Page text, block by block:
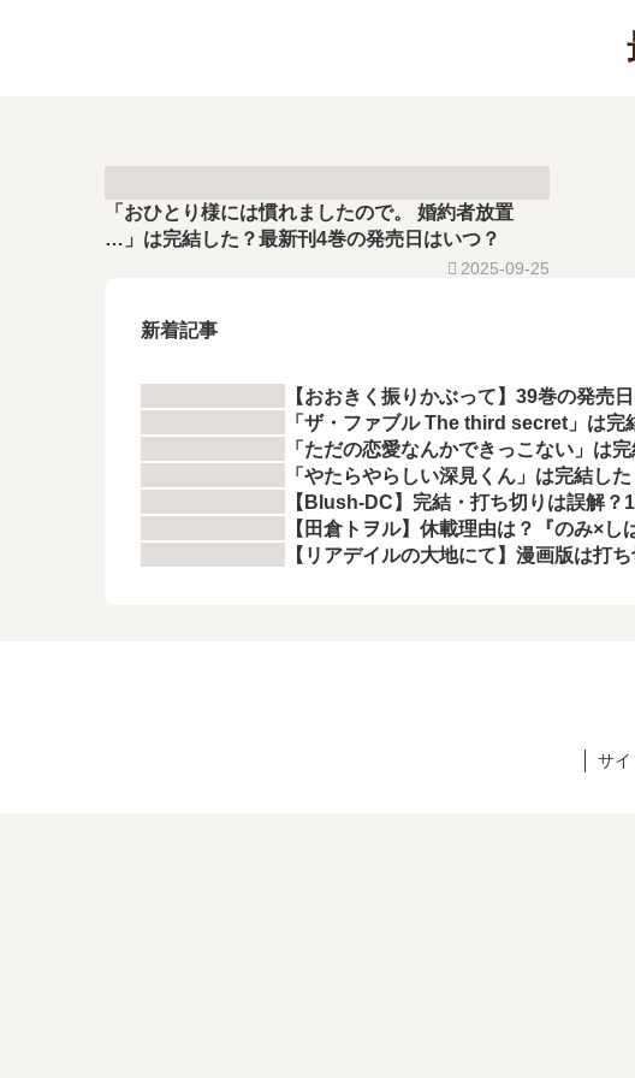
「おひとり様には慣れましたので。 婚約者放置
…」は完結した？最新刊4巻の発売日はいつ？
2025-09-25
新着記事
【おおきく振りかぶって】39巻の発売
「ザ・ファブル The third secret」は
「ただの恋愛なんかできっこない」は
「やたらやらしい深見くん」は完結し
【Blush-DC】完結・打ち切りは誤解？
【田倉トヲル】休載理由は？『のみ×
【リアデイルの大地にて】漫画版は打
サイ